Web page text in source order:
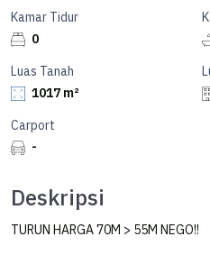
Kamar Tidur
0
Luas Tanah
1017 m²
Carport
-
Deskripsi
TURUN HARGA 70M > 55M NEGO!!